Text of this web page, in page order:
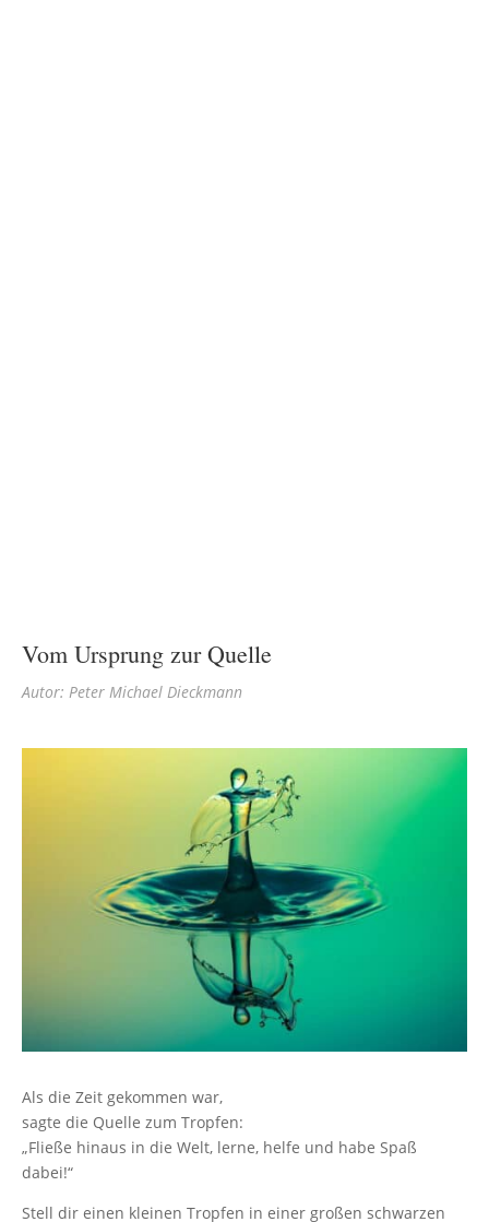
Vom Ursprung zur Quelle
Autor: Peter Michael Dieckmann
Als die Zeit gekommen war,
sagte die Quelle zum Tropfen:
„Fließe hinaus in die Welt, lerne, helfe und habe Spaß
dabei!“
Stell dir einen kleinen Tropfen in einer großen schwarzen